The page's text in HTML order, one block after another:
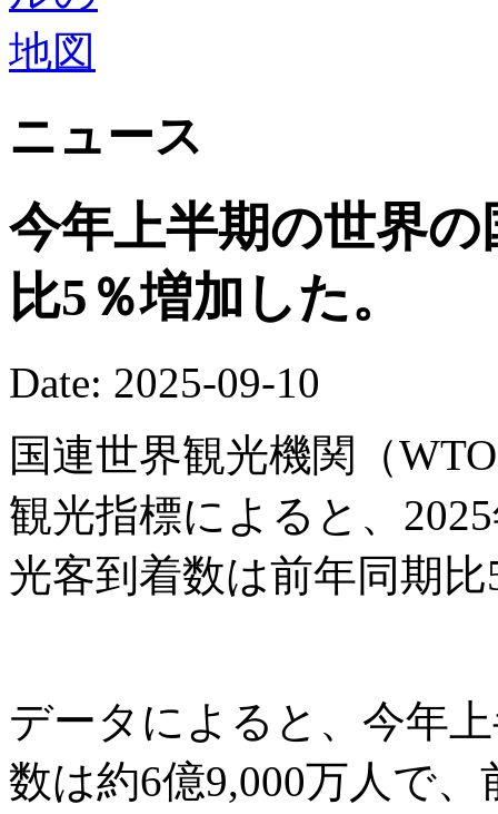
ニュース
今年上半期の世界
比5％増加した。
Date: 2025-09-10
国連世界観光機関（
観光指標によると、
光客到着数は前年同期
データによると、今年
数は約6億9,000万人で